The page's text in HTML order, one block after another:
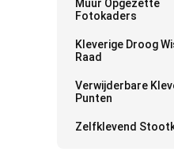
Muur Opgezette
Fotokaders
Kleverige Droog
Raad
Verwijderbare
Punten
Zelfklevend